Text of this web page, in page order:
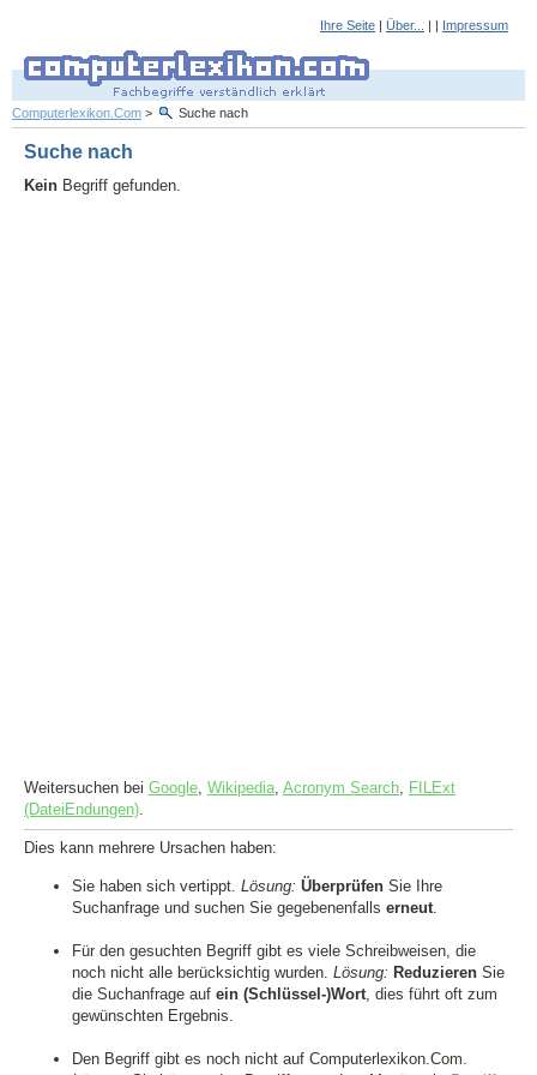
Ihre Seite | Über... | | Impressum
Computerlexikon.Com > Suche nach
Suche nach
Kein Begriff gefunden.
Weitersuchen bei Google, Wikipedia, Acronym Search, FILExt
(DateiEndungen).
Dies kann mehrere Ursachen haben:
Sie haben sich vertippt. Lösung: Überprüfen Sie Ihre
Suchanfrage und suchen Sie gegebenenfalls erneut
Für den gesuchten Begriff gibt es viele Schreibweisen, die
noch nicht alle berücksichtig wurden. Lösung: Reduzieren Sie
die Suchanfrage auf ein (Schlüssel-)Wort , dies führt oft zum
gewünschten Ergebnis.
Den Begriff gibt es noch nicht auf Computerlexikon.Com.